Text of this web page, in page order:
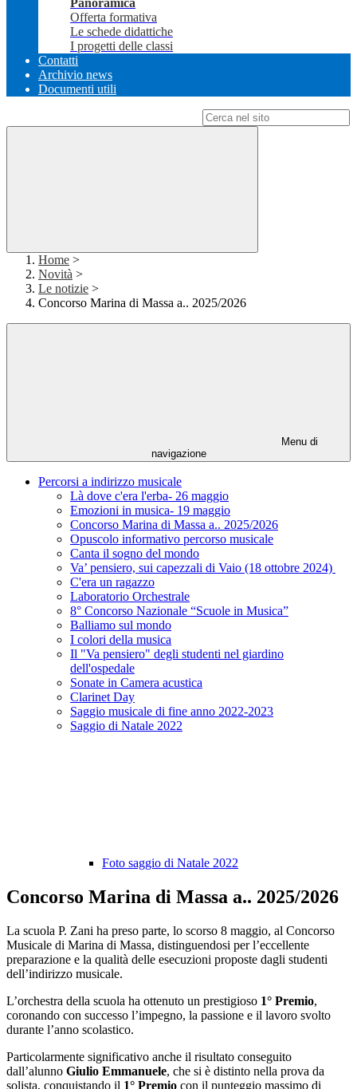
Panoramica
Offerta formativa
Le schede didattiche
I progetti delle classi
Contatti
Archivio news
Documenti utili
Home >
Novità >
Le notizie >
Concorso Marina di Massa a.. 2025/2026
Menu di
navigazione
Percorsi a indirizzo musicale
Là dove c'era l'erba- 26 maggio
Emozioni in musica- 19 maggio
Concorso Marina di Massa a.. 2025/2026
Opuscolo informativo percorso musicale
Canta il sogno del mondo
Va’ pensiero, sui capezzali di Vaio (18 ottobre 2024)
C'era un ragazzo
Laboratorio Orchestrale
8° Concorso Nazionale “Scuole in Musica”
Balliamo sul mondo
I colori della musica
Il "Va pensiero" degli studenti nel giardino
dell'ospedale
Sonate in Camera acustica
Clarinet Day
Saggio musicale di fine anno 2022-2023
Saggio di Natale 2022
Foto saggio di Natale 2022
Concorso Marina di Massa a.. 2025/2026
La scuola P. Zani ha preso parte, lo scorso 8 maggio, al Concorso
Musicale di Marina di Massa, distinguendosi per l’eccellente
preparazione e la qualità delle esecuzioni proposte dagli studenti
dell’indirizzo musicale.
L’orchestra della scuola ha ottenuto un prestigioso 1° Premio,
coronando con successo l’impegno, la passione e il lavoro svolto
durante l’anno scolastico.
Particolarmente significativo anche il risultato conseguito
dall’alunno Giulio Emmanuele, che si è distinto nella prova da
solista, conquistando il 1° Premio con il punteggio massimo di